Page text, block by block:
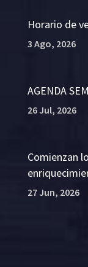
Horario de
3 Ago, 2026
AGENDA
26 Jul, 2026
Comienzan
27 Jun, 2026